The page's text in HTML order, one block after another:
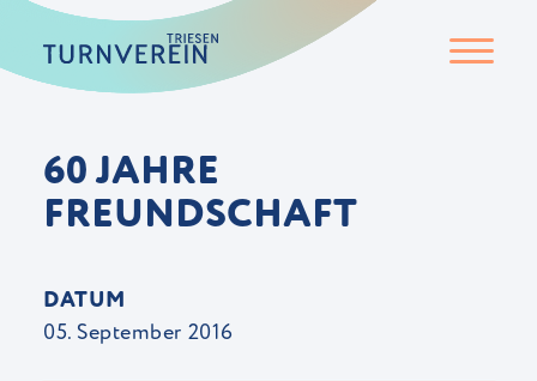
60 JAHRE
FREUNDSCHAFT
DATUM
05. September 2016